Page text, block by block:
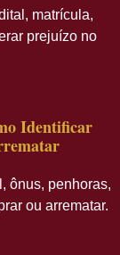
matrícula,
prejuízo no
Identificar
ônus, penhoras,
ou arrematar.